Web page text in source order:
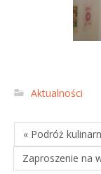
Aktualności
« Podróż
Zaproszenie na